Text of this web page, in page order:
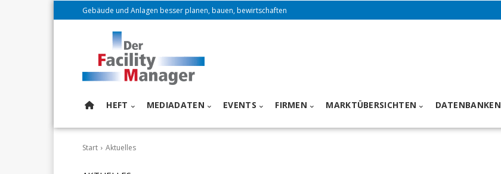
Gebäude und Anlagen besser planen, bauen, bewirtschaften
HEFT MEDIADATEN EVENTS FIRMEN MARKTÜBERSICHTEN DATENBANKEN
Start Aktuelles